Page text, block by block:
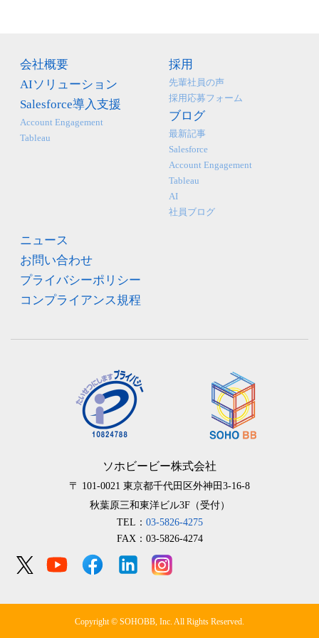
会社概要
AIソリューション
Salesforce導入支援
Account Engagement
Tableau
採用
先輩社員の声
採用応募フォーム
ブログ
最新記事
Salesforce
Account Engagement
Tableau
AI
社員ブログ
ニュース
お問い合わせ
プライバシーポリシー
コンプライアンス規程
ソホビービー株式会社
〒 101-0021 東京都千代田区外神田3-16-8
秋葉原三和東洋ビル3F（受付）
TEL： 03-5826-4275
FAX：03-5826-4274
Copyright © SOHOBB, Inc. All Rights Reserved.